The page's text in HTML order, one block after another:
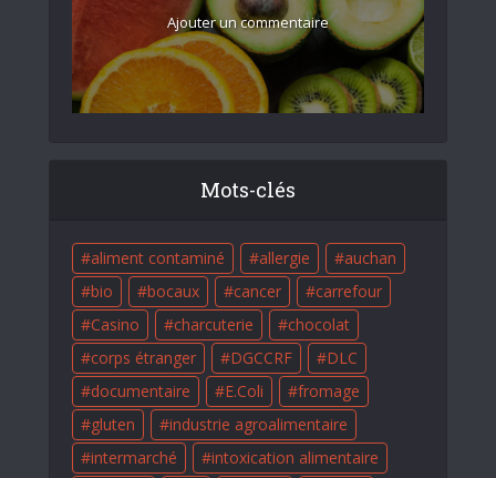
Ajouter un commentaire
Mots-clés
aliment contaminé allergie
auchan
bio
bocaux cancer
carrefour
Casino
charcuterie
chocolat
corps étranger
DGCCRF
DLC
documentaire
E.Coli
fromage
gluten
industrie agroalimentaire
intermarché
intoxication alimentaire